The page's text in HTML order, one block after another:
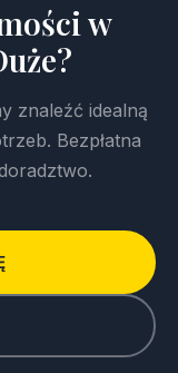
w
znaleźć idealną
Bezpłatna